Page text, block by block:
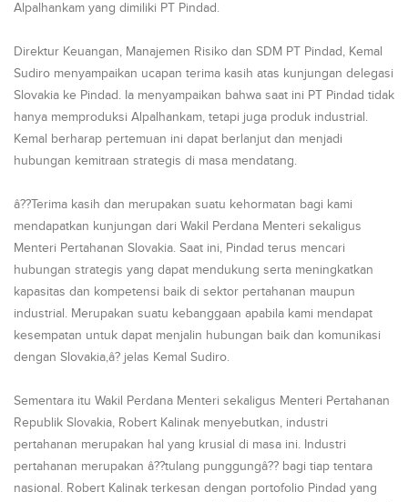
Alpalhankam yang dimiliki PT Pindad.
Direktur Keuangan, Manajemen Risiko dan SDM PT Pindad, Kemal
Sudiro menyampaikan ucapan terima kasih atas kunjungan delegasi
Slovakia ke Pindad. Ia menyampaikan bahwa saat ini PT Pindad tidak
hanya memproduksi Alpalhankam, tetapi juga produk industrial.
Kemal berharap pertemuan ini dapat berlanjut dan menjadi
hubungan kemitraan strategis di masa mendatang.
â??Terima kasih dan merupakan suatu kehormatan bagi kami
mendapatkan kunjungan dari Wakil Perdana Menteri sekaligus
Menteri Pertahanan Slovakia. Saat ini, Pindad terus mencari
hubungan strategis yang dapat mendukung serta meningkatkan
kapasitas dan kompetensi baik di sektor pertahanan maupun
industrial. Merupakan suatu kebanggaan apabila kami mendapat
kesempatan untuk dapat menjalin hubungan baik dan komunikasi
dengan Slovakia,â? jelas Kemal Sudiro.
Sementara itu Wakil Perdana Menteri sekaligus Menteri Pertahanan
Republik Slovakia, Robert Kalinak menyebutkan, industri
pertahanan merupakan hal yang krusial di masa ini. Industri
pertahanan merupakan â??tulang punggungâ?? bagi tiap tentara
nasional. Robert Kalinak terkesan dengan portofolio Pindad yang